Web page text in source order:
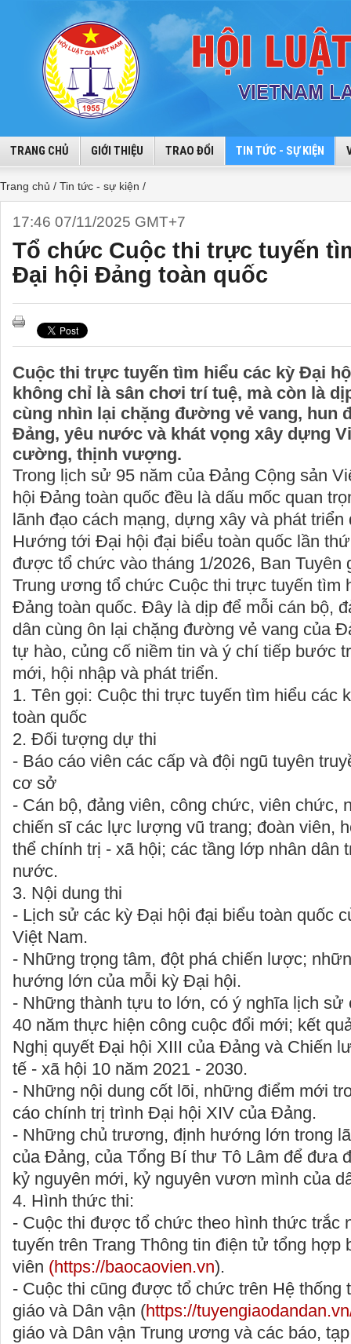
TRANG CHỦ GIỚI THIỆU TRAO ĐỔI TIN TỨC - SỰ KIỆN
Trang chủ / Tin tức - sự kiện /
17:46 07/11/2025 GMT+7
Tổ chức Cuộc thi trực tuyến
Đại hội Đảng toàn quốc
Cuộc thi trực tuyến tìm hiểu các kỳ Đại
không chỉ là sân chơi trí tuệ, mà còn là
cùng nhìn lại chặng đường vẻ vang, hun
Đảng, yêu nước và khát vọng xây dựng
cường, thịnh vượng.
Trong lịch sử 95 năm của Đảng Cộng sản
hội Đảng toàn quốc đều là dấu mốc quan
lãnh đạo cách mạng, dựng xây và phát
Hướng tới Đại hội đại biểu toàn quốc lần
được tổ chức vào tháng 1/2026, Ban Tuyên
Trung ương tổ chức Cuộc thi trực tuyến tìm
Đảng toàn quốc. Đây là dịp để mỗi cán bộ,
dân cùng ôn lại chặng đường vẻ vang của
tự hào, củng cố niềm tin và ý chí tiếp bước
mới, hội nhập và phát triển.
1. Tên gọi: Cuộc thi trực tuyến tìm hiểu các
toàn quốc
2. Đối tượng dự thi
- Báo cáo viên các cấp và đội ngũ tuyên
cơ sở
- Cán bộ, đảng viên, công chức, viên chức,
chiến sĩ các lực lượng vũ trang; đoàn viên,
thể chính trị - xã hội; các tầng lớp nhân dân
nước.
3. Nội dung thi
- Lịch sử các kỳ Đại hội đại biểu toàn quốc
Việt Nam.
- Những trọng tâm, đột phá chiến lược;
hướng lớn của mỗi kỳ Đại hội.
- Những thành tựu to lớn, có ý nghĩa lịch sử
40 năm thực hiện công cuộc đổi mới; kết
Nghị quyết Đại hội XIII của Đảng và Chiến
tế - xã hội 10 năm 2021 - 2030.
- Những nội dung cốt lõi, những điểm mới
cáo chính trị trình Đại hội XIV của Đảng.
- Những chủ trương, định hướng lớn trong
của Đảng, của Tổng Bí thư Tô Lâm để đưa
kỷ nguyên mới, kỷ nguyên vươn mình của
4. Hình thức thi:
- Cuộc thi được tổ chức theo hình thức trắc
tuyến trên Trang Thông tin điện tử tổng hợp
viên (https://baocaovien.vn).
- Cuộc thi cũng được tổ chức trên Hệ thống
giáo và Dân vận (https://
giáo và Dân vận Trung ương và các báo,